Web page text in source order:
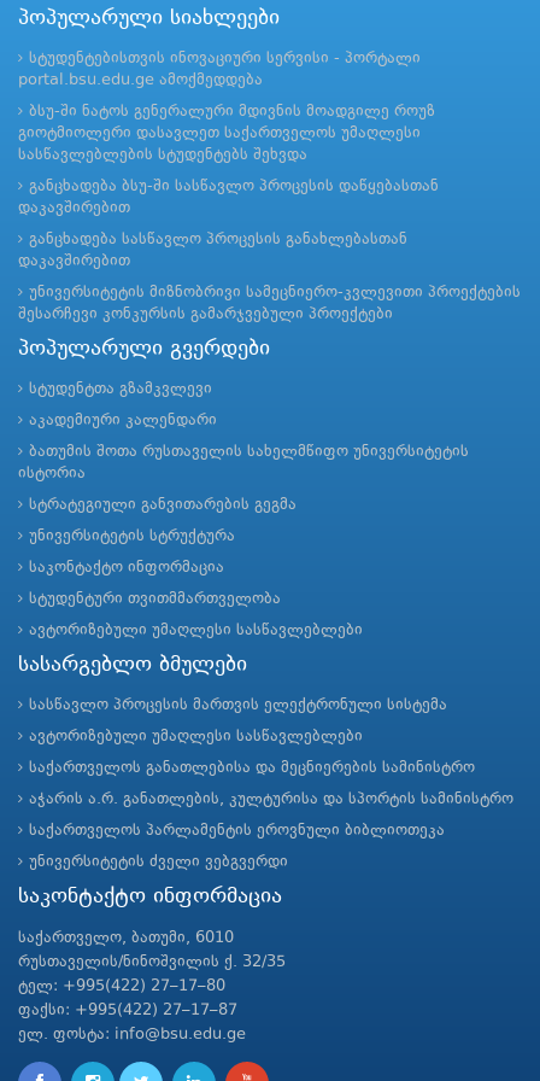
პოპულარული სიახლეები
სტუდენტებისთვის ინოვაციური სერვისი - პორტალი
portal.bsu.edu.ge ამოქმედდება
ბსუ-ში ნატოს გენერალური მდივნის მოადგილე როუზ
გიოტმიოლერი დასავლეთ საქართველოს უმაღლესი
სასწავლებლების სტუდენტებს შეხვდა
განცხადება ბსუ-ში სასწავლო პროცესის დაწყებასთან
დაკავშირებით
განცხადება სასწავლო პროცესის განახლებასთან
დაკავშირებით
უნივერსიტეტის მიზნობრივი სამეცნიერო-კვლევითი პროექტების
შესარჩევი კონკურსის გამარჯვებული პროექტები
პოპულარული გვერდები
სტუდენტთა გზამკვლევი
აკადემიური კალენდარი
ბათუმის შოთა რუსთაველის სახელმწიფო უნივერსიტეტის
ისტორია
სტრატეგიული განვითარების გეგმა
უნივერსიტეტის სტრუქტურა
საკონტაქტო ინფორმაცია
სტუდენტური თვითმმართველობა
ავტორიზებული უმაღლესი სასწავლებლები
სასარგებლო ბმულები
სასწავლო პროცესის მართვის ელექტრონული სისტემა
ავტორიზებული უმაღლესი სასწავლებლები
საქართველოს განათლებისა და მეცნიერების სამინისტრო
აჭარის ა.რ. განათლების, კულტურისა და სპორტის სამინისტრო
საქართველოს პარლამენტის ეროვნული ბიბლიოთეკა
უნივერსიტეტის ძველი ვებგვერდი
საკონტაქტო ინფორმაცია
საქართველო, ბათუმი, 6010
რუსთაველის/ნინოშვილის ქ. 32/35
ტელ: +995(422) 27–17–80
ფაქსი: +995(422) 27–17–87
ელ. ფოსტა: info@bsu.edu.ge